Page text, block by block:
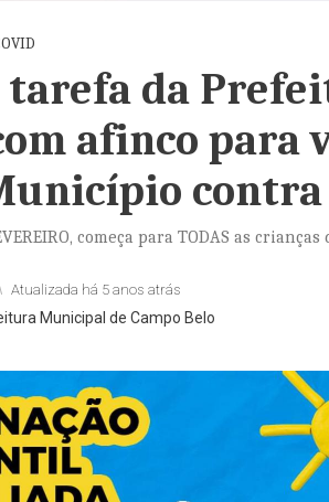
da
afinco para
contra
começa para TODAS as
Atualizada há 5 anos atrás
Municipal de Campo Belo